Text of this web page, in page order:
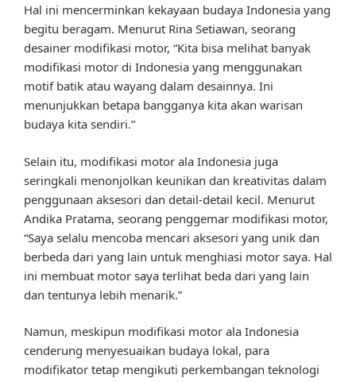
Hal ini mencerminkan kekayaan budaya Indonesia yang
begitu beragam. Menurut Rina Setiawan, seorang
desainer modifikasi motor, “Kita bisa melihat banyak
modifikasi motor di Indonesia yang menggunakan
motif batik atau wayang dalam desainnya. Ini
menunjukkan betapa bangganya kita akan warisan
budaya kita sendiri.”
Selain itu, modifikasi motor ala Indonesia juga
seringkali menonjolkan keunikan dan kreativitas dalam
penggunaan aksesori dan detail-detail kecil. Menurut
Andika Pratama, seorang penggemar modifikasi motor,
“Saya selalu mencoba mencari aksesori yang unik dan
berbeda dari yang lain untuk menghiasi motor saya. Hal
ini membuat motor saya terlihat beda dari yang lain
dan tentunya lebih menarik.”
Namun, meskipun modifikasi motor ala Indonesia
cenderung menyesuaikan budaya lokal, para
modifikator tetap mengikuti perkembangan teknologi